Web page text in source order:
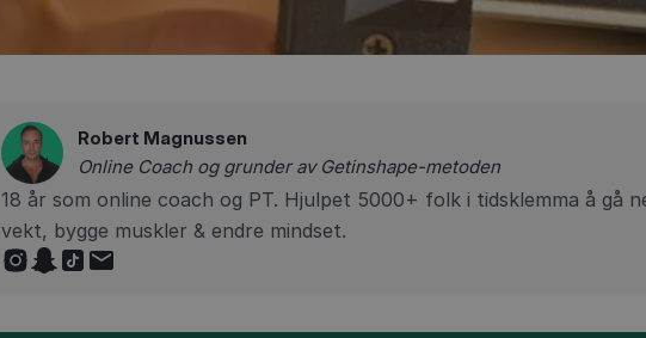
Robert Magnussen
Online Coach og grunder av Getinshape-metoden
18 år som online coach og PT. Hjulpet 5000+ folk i tidsklemma å gå
vekt, bygge muskler & endre mindset.